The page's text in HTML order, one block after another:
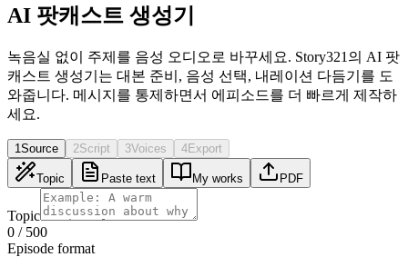
AI 팟캐스트 생성기
녹음실 없이 주제를 음성 오디오로 바꾸세요. Story321의 AI 팟
캐스트 생성기는 대본 준비, 음성 선택, 내레이션 다듬기를 도
와줍니다. 메시지를 통제하면서 에피소드를 더 빠르게 제작하
세요.
1 Source 2Script 3Voices 4Export
Topic Paste text My works PDF
Topic
0 / 500
Episode format